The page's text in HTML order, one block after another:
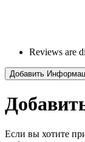
Reviews are
Добавить
Если вы хотите